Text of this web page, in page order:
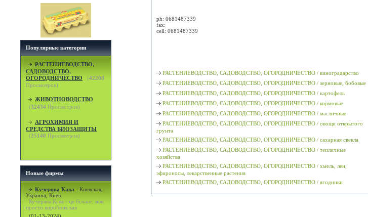
Популярные категории
РАСТЕНИЕВОДСТВО,
САДОВОДСТВО,
ОГОРОДНИЧЕСТВО
(42208
Просмотров)
ЖИВОТНОВОДСТВО
(32434 Просмотров)
АГРОХИМИЯ И
СРЕДСТВА БИОЗАЩИТЫ
(25140 Просмотров)
Новые фирмы
Кучерява Кава - Киевская,
Украина, Киев.
Кучерява Кава - це більше, ніж
просто виробник кав
ph: 0681487339
fax:
cell: 0681487339
РАСТЕНИЕВОДСТВО, САДОВОДСТВО, ОГОРОДНИЧЕСТВО / виноградарство
РАСТЕНИЕВОДСТВО, САДОВОДСТВО, ОГОРОДНИЧЕСТВО / зерновые, бобовые
РАСТЕНИЕВОДСТВО, САДОВОДСТВО, ОГОРОДНИЧЕСТВО / картофель
РАСТЕНИЕВОДСТВО, САДОВОДСТВО, ОГОРОДНИЧЕСТВО / кормовые
РАСТЕНИЕВОДСТВО, САДОВОДСТВО, ОГОРОДНИЧЕСТВО / масличные
РАСТЕНИЕВОДСТВО, САДОВОДСТВО, ОГОРОДНИЧЕСТВО / овощи открытого
грунта
РАСТЕНИЕВОДСТВО, САДОВОДСТВО, ОГОРОДНИЧЕСТВО / сахарная свекла
РАСТЕНИЕВОДСТВО, САДОВОДСТВО, ОГОРОДНИЧЕСТВО / тепличные
хозяйства
РАСТЕНИЕВОДСТВО, САДОВОДСТВО, ОГОРОДНИЧЕСТВО / хмель, лен,
эфироносы, лекарственные растения
РАСТЕНИЕВОДСТВО, САДОВОДСТВО, ОГОРОДНИЧЕСТВО / ягодники